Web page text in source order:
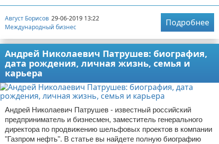
Август Борисов 29-06-2019 13:22
Международный бизнес
Подробнее
Андрей Николаевич Патрушев: биография,
дата рождения, личная жизнь, семья и
карьера
Андрей Николаевич Патрушев - известный российский
предприниматель и бизнесмен, заместитель генерального
директора по продвижению шельфовых проектов в компании
"Газпром нефть". В статье вы найдете полную биографию